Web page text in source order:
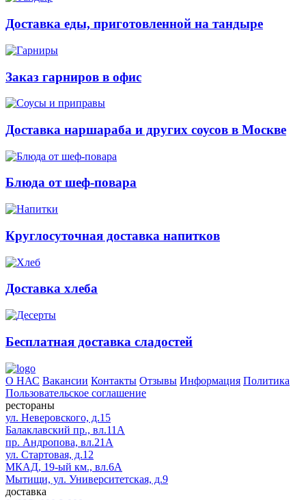
Доставка еды, приготовленной на тандыре
Заказ гарниров в офис
Доставка наршараба и других соусов в Москве
Блюда от шеф-повара
Круглосуточная доставка напитков
Доставка хлеба
Бесплатная доставка сладостей
О НАС Вакансии Контакты Отзывы Информация Политика
Пользовательское соглашение
рестораны
ул. Неверовского, д.15
Балаклавский пр., вл.11А
пр. Андропова, вл.21А
ул. Стартовая, д.12
МКАД, 19-ый км., вл.6А
Мытищи, ул. Университетская, д.9
доставка